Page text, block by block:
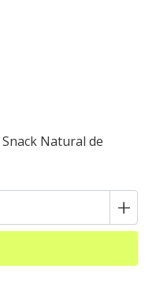
Natural de
+